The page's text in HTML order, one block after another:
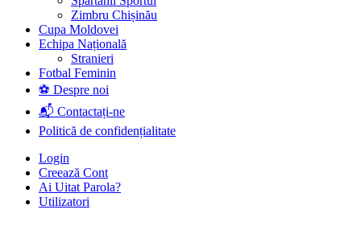
Zimbru Chișinău
Cupa Moldovei
Echipa Națională
Stranieri
Fotbal Feminin
⚽ Despre noi
📬 Contactați-ne
Politică de confidențialitate
Login
Creează Cont
Ai Uitat Parola?
Utilizatori